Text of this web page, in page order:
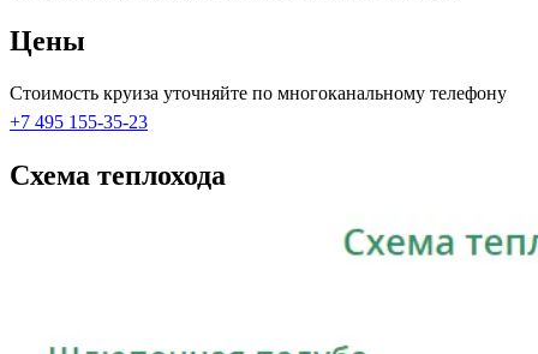
Цены
Стоимость круиза уточняйте по многоканальному телефону
+7 495 155-35-23
Схема теплохода